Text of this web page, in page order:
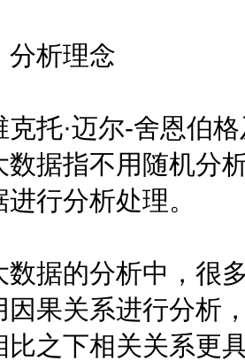
析理念
·迈尔-舍恩伯格
数据指不用随机分
行分析处理。
的分析中，很多
因果关系进行分析
比之下相关关系更